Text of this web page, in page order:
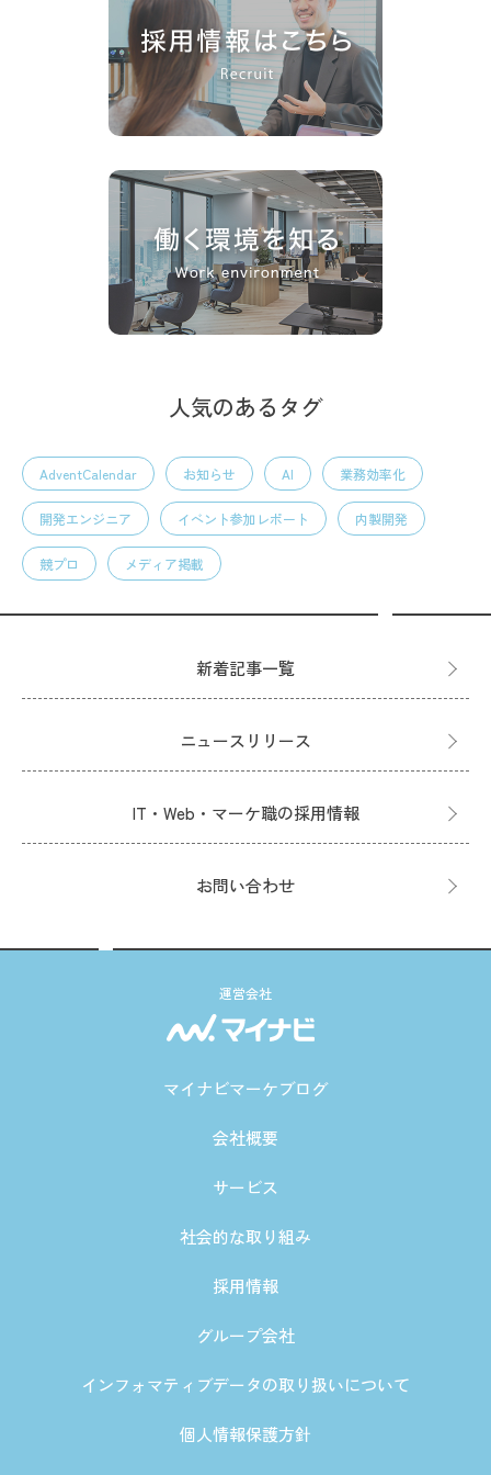
人気のあるタグ
AdventCalendar お知らせ AI 業務効率化
開発エンジニア イベント参加レポート 内製開発
競プロ メディア掲載
新着記事一覧
ニュースリリース
IT・Web・マーケ職の採用情報
お問い合わせ
運営会社
マイナビマーケブログ
会社概要
サービス
社会的な取り組み
採用情報
グループ会社
インフォマティブデータの取り扱いについて
個人情報保護方針